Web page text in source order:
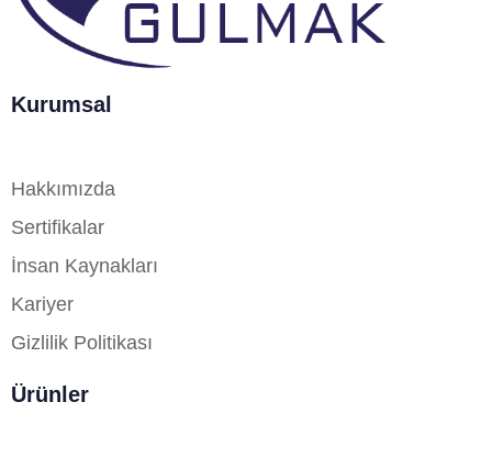
Kurumsal
Hakkımızda
Sertifikalar
İnsan Kaynakları
Kariyer
Gizlilik Politikası
Ürünler